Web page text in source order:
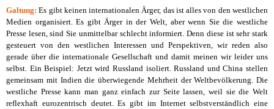
Galtung: Es gibt keinen internationalen Ärger, das ist alles von den westlichen
Medien organisiert. Es gibt Ärger in der Welt, aber wenn Sie die westliche
Presse lesen, sind Sie unmittelbar schlecht informiert. Denn diese ist sehr stark
gesteuert von den westlichen Interessen und Perspektiven, wir reden also
gerade über die internationale Gesellschaft und damit meinen wir leider uns
selbst. Ein Beispiel: Jetzt wird Russland isoliert. Russland und China stellen
gemeinsam mit Indien die überwiegende Mehrheit der Weltbevölkerung. Die
westliche Presse kann man ganz einfach zur Seite lassen, weil sie die Welt
reflexhaft eurozentrisch deutet. Es gibt im Internet selbstverständlich eine